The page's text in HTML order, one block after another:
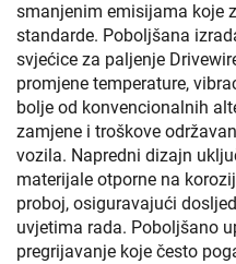
smanjenim emisijama koje
standarde. Poboljšana
svjećice za paljenje
promjene temperature,
bolje od konvencionalnih
zamjene i troškove
vozila. Napredni dizajn
materijale otporne na
proboj, osiguravajući
uvjetima rada. Poboljšano
pregrijavanje koje često